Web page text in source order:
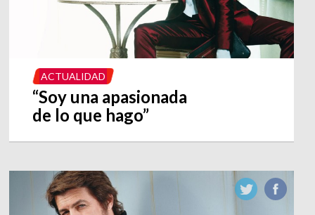
ACTUALIDAD
“Soy una apasionada
de lo que hago”